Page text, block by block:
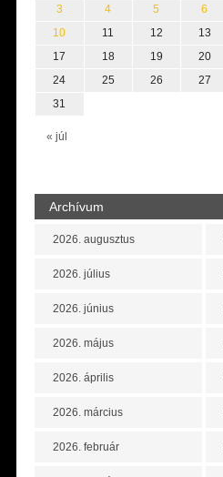
« júl
3
4 5 6
10
11 12 13
17
18 19 20
24
25 26 27
31
Archívum
2026. augusztus
2026. július
2026. június
2026. május
2026. április
2026. március
2026. február